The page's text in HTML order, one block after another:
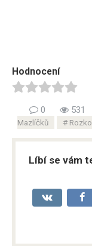
Hodnocení
0 531
Mazlíčků
Líbí se vám